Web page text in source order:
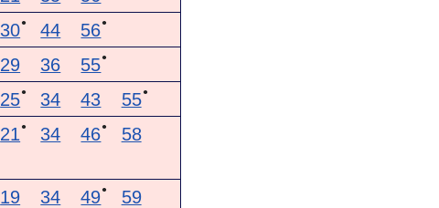
30● 44 56●
29 36 55●
25● 34 43 55 ●
21 ● 34 46● 58
19 34 49● 59